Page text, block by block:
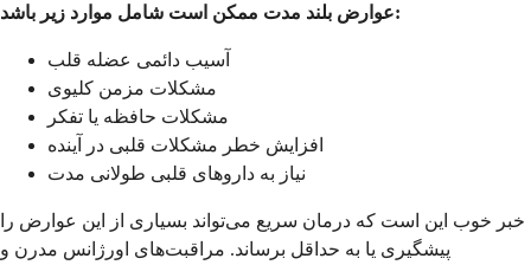
عوارض بلند مدت ممکن است شامل موارد زیر باشد:
آسیب دائمی عضله قلب
مشکلات مزمن کلیوی
مشکلات حافظه یا تفکر
افزایش خطر مشکلات قلبی در آینده
نیاز به داروهای قلبی طولانی مدت
خبر خوب این است که درمان سریع می‌تواند بسیاری از این عوارض را
پیشگیری یا به حداقل برساند. مراقبت‌های اورژانس مدرن و